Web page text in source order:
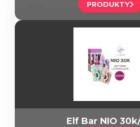
PRODUKTY
Elf Bar NIO